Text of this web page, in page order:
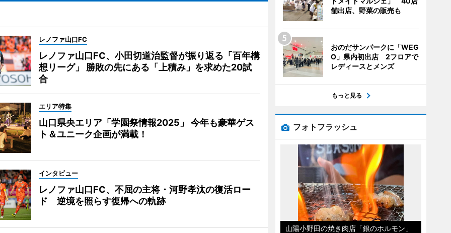
レノファ山口FC
レノファ山口FC、小田切道治監督が振り返る「百年構
想リーグ」 勝敗の先にある「上積み」を求めた20試
合
エリア特集
山口県央エリア「学園祭情報2025」 今年も豪華ゲス
ト＆ユニーク企画が満載！
インタビュー
レノファ山口FC、不屈の主将・河野孝汰の復活ロー
ド 逆境を照らす復帰への軌跡
舗出店、野菜の販売も
おのだサンパークに「WEG
O」県内初出店 2フロアで
レディースとメンズ
もっと見る
フォトフラッシュ
山陽小野田の焼き肉店「銀のホルモン」